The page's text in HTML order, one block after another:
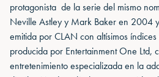
protagonista de la serie del mismo
Neville Astley y Mark Baker en 2004
emitida por CLAN con altísimos
producida por Entertainment One Ltd,
entretenimiento especializada en la